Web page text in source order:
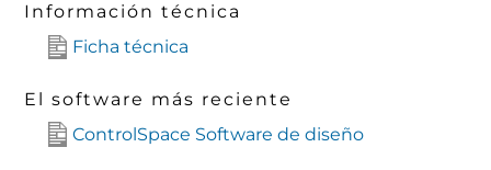
Información técnica
Ficha técnica
El software más reciente
ControlSpace Software de diseño